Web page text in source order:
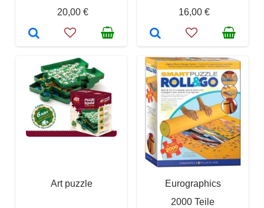
20,00 €
16,00 €
Art puzzle
Eurographics
2000 Teile